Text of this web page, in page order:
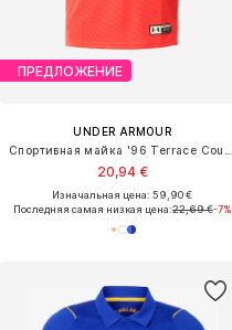
ПРЕДЛОЖЕНИЕ
UNDER ARMOUR
20,94 €
Изначальная цена: 59,90 €
Последняя самая низкая цена:22,69 €-7%